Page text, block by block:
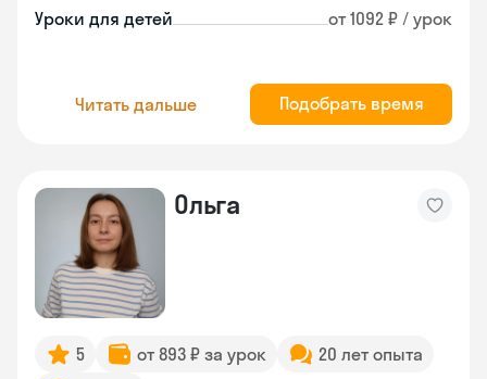
Уроки для детей от 1092 ₽ / урок
Читать дальше Подобрать время
Ольга
5 от 893 ₽ за урок
20 лет опыта